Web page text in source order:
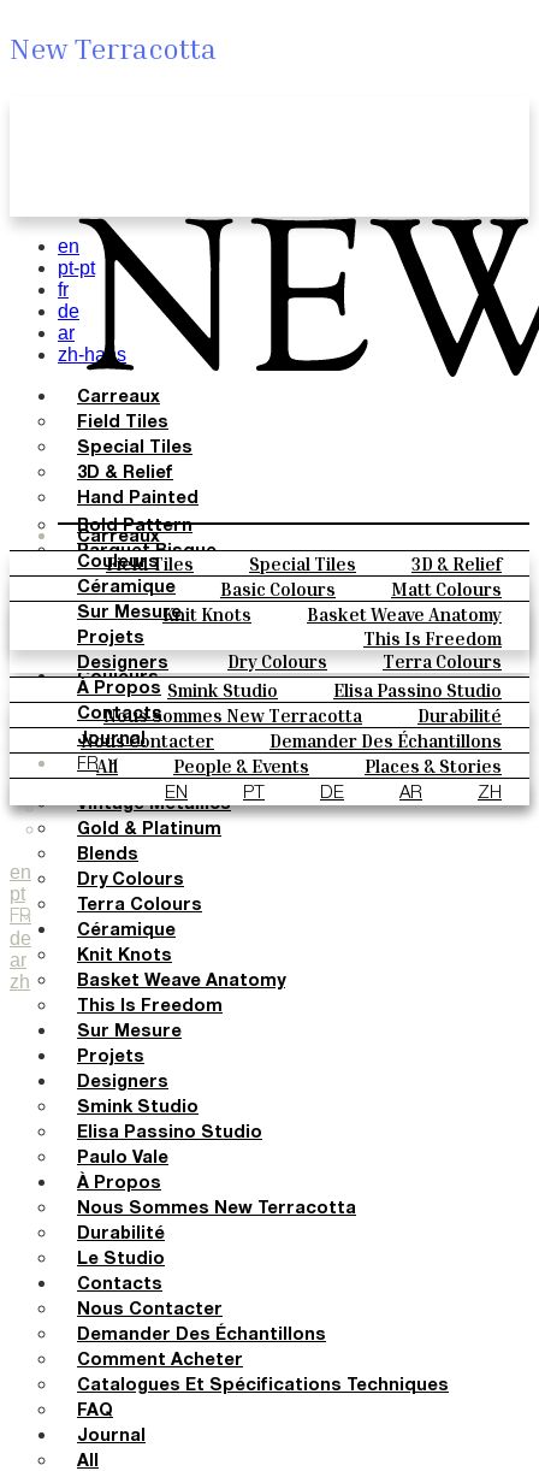
New Terracotta
Carreaux
Field Tiles Special Tiles
3D & Relief
Hand Painted
Bold Pattern
Parquet Bisque
Natural Cotto
Elisa Passino
Smink
Paulo Vale
Couleurs
Basic Colours
Matt Colours
Oxide Explosions
Special Firing
Vintage Metallics
Gold & Platinum
Blends
Dry Colours
Terra Colours
Céramique
Knit Knots
Basket Weave Anatomy
This Is Freedom
Sur Mesure
Projets
Designers
Smink Studio
Elisa Passino Studio
Paulo Vale
À Propos
Nous Sommes New Terracotta
Durabilité
Le Studio
Contacts
Nous Contacter
Demander Des Échantillons
Comment Acheter
Catalogues Et Spécifications Techniques
FAQ
Journal
All People & Events
Places & Stories
Materials & Sustainability
Inspiration & Culture
FR
EN PT DE AR ZH
en
pt
FR
de
ar
zh
en
pt-pt
fr
de
ar
zh-hans
Carreaux
Field Tiles
Special Tiles
3D & Relief
Hand Painted
Bold Pattern
Parquet Bisque
Natural Cotto
Elisa Passino
Smink
Paulo Vale
Couleurs
Basic Colours
Matt Colours
Oxide Explosions
Special Firing
Vintage Metallics
Gold & Platinum
Blends
Dry Colours
Terra Colours
Céramique
Knit Knots
Basket Weave Anatomy
This Is Freedom
Sur Mesure
Projets
Designers
Smink Studio
Elisa Passino Studio
Paulo Vale
À Propos
Nous Sommes New Terracotta
Durabilité
Le Studio
Contacts
Nous Contacter
Demander Des Échantillons
Comment Acheter
Catalogues Et Spécifications Techniques
FAQ
Journal
All